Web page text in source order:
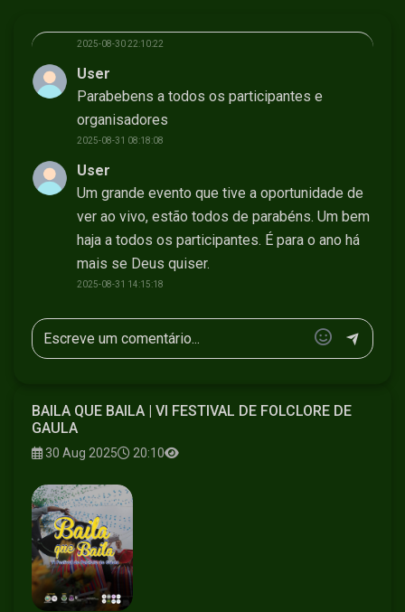
2025-08-30 22:10:22
User
Parabebens a todos os participantes e
organisadores
2025-08-31 08:18:08
User
Um grande evento que tive a oportunidade de
ver ao vivo, estão todos de parabéns. Um bem
haja a todos os participantes. É para o ano há
mais se Deus quiser.
2025-08-31 14:15:18
BAILA QUE BAILA | VI FESTIVAL DE FOLCLORE DE
GAULA
30 Aug 2025 20:10